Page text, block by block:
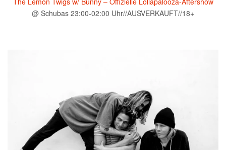
@ Schubas 23:00-02:00 Uhr//AUSVERKAUFT//18+